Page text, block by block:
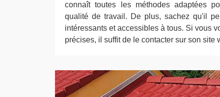
connaît toutes les méthodes adaptées
qualité de travail. De plus, sachez qu'il
intéressants et accessibles à tous. Si vous
précises, il suffit de le contacter sur son site